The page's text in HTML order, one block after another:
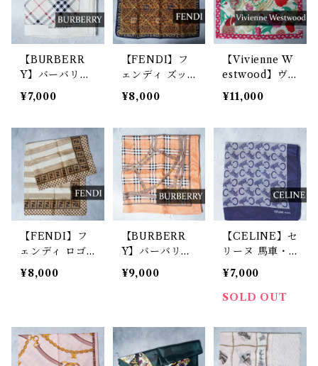
【BURBERR
Y】バーバリー
ロゴ入チェック
柄ハンカチ bei
¥7,000
【FENDI】フ
ェンディ ズッ
カ・レオパー
ド・チェーン柄
n & navy
¥8,000
【Vivienne W
estwood】ヴ
ィヴィアンウエ
ストウッド オ
& green
¥11,000
【FENDI】フ
ェンディ ロゴ
ン柄ハンカチ b
¥8,000
【BURBERR
Y】バーバリー
チェック柄スカ
¥9,000
【CELINE】セ
リーヌ 馬車・C
ロゴ柄ネッカチ
ーフ navy
¥7,000
SOLD OUT